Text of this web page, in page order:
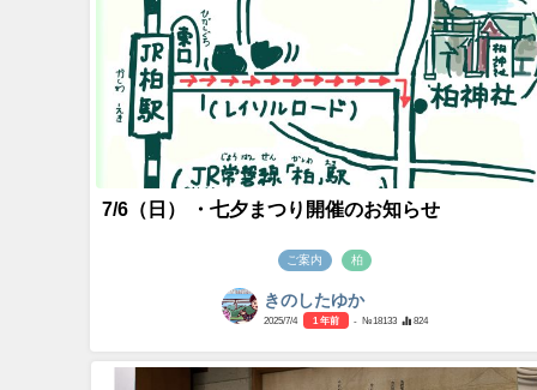
7/6（日） ・七夕まつり開催のお知らせ
ご案内 柏
きのしたゆか
2025/7/4 1 年前 - №18133 824